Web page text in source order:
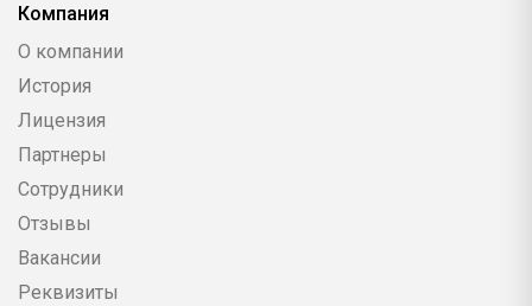
Компания
О компании
История
Лицензия
Партнеры
Сотрудники
Отзывы
Вакансии
Реквизиты